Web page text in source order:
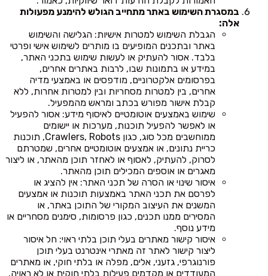
במסגרת השימוש באתר מתחייב הגולש להימנע מפעולות
אלה:
הגבלת השימוש למטרות אישיות: הגלישה והשימוש
באתר ובתכנים המופיעים בו מותרים לשימוש אישי ופרטי
בלבד. אסור להעתיק או לעשות שימוש בתכני האתר,
במידע או בתמונות שבו, לרבות באתרים אחרים,
בפרסומים אלקטרוניים, מודפסים או באמצעי מדיה
אחרים, בין למטרות מסחריות ובין למטרות אחרות, ללא
קבלת אישור מפורש בכתב ומראש מהמפעיל.
שימוש באמצעים אוטומטיים לאיסוף מידע: אסור להפעיל
או לאפשר להפעיל תוכנות, מערכות או יישומים
ממוחשבים מכל סוג, כגון Crawlers, Robots, תוכנות
כריית נתונים, או אמצעים אוטומטיים אחרים, שמטרתם
לסרוק, להעתיק, לאסוף או לאחזר תוכן מהאתר, או ליצור
מאגרים או אוספים המכילים תוכן מהאתר.
איסור שינוי או הסרה של תכני האתר: אין להציג או
לפרסם את תכני האתר באמצעות תוכנות או אמצעים
המשנים את העיצוב המקורי של התוכן באתר, או
המסירים ממנו תכנים, כגון פרסומות, סימנים מסחריים או
מידע נוסף.
איסור קישור מאתרים בעלי תוכן בלתי ראוי: חל איסור
ליצור קישור לאתר זה מאתרי אינטרנט בעלי תוכן
פורנוגרפי, גזעני, אלים, מפלה או בלתי חוקי, או מאתרים
המעודדים או מקדמים פעילות בלתי חוקית או לא ראויה.